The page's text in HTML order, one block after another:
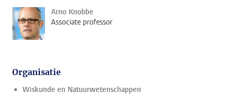
Arno Knobbe
Associate professor
Organisatie
Wiskunde en Natuurwetenschappen